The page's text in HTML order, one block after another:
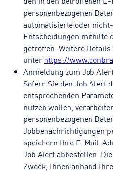
personenbezogenen
automatisierte oder
Entscheidungen mithilfe
getroffen. Weitere Details
unter https://
Anmeldung zum Job Alert
Sofern Sie den Job Alert
entsprechenden
nutzen wollen,
personenbezogenen
Jobbenachrichtigungen
speichern Ihre E-Mail-
Job Alert abbestellen.
Zweck, Ihnen anhand